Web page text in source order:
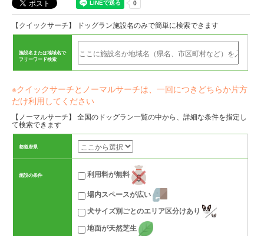
【クイックサーチ】 ドッグラン施設名のみで簡単に検索できます
施設名または地域名で
フリーワード検索
※クイックサーチとノーマルサーチは、一回につきどちらか片方
だけ利用してください
【ノーマルサーチ】 全国のドッグラン一覧の中から、詳細な条件を指定し
て検索できます
都道府県
施設の条件
利用料が無料
場内スペースが広い
犬サイズ別ごとのエリア区分けあり
地面が天然芝生